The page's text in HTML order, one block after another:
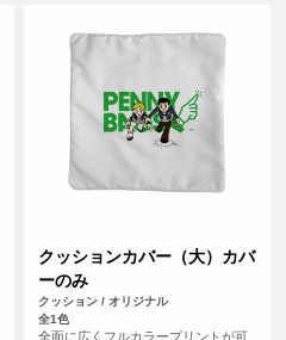
クッションカバー（大）カバ
ーのみ
クッション / オリジナル
全1色
全面に広くフルカラープリントが可